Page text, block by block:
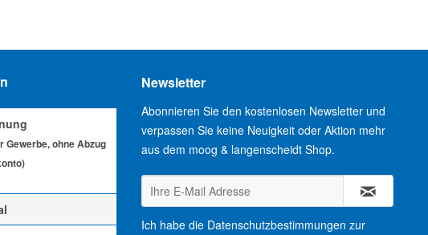
Gewerbe, ohne Abzug
Newsletter
Abonnieren Sie den kostenlosen Newsletter und
verpassen Sie keine Neuigkeit oder Aktion mehr
aus dem moog & langenscheidt Shop.
Ich habe die Datenschutzbestimmungen zur